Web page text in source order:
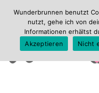
Wunderbrunnen benutzt
nutzt, gehe ich von
Informationen erhältst
Akzeptieren
Nicht